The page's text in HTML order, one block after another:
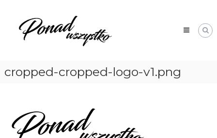
contentWszystko
cropped-cropped-logo-v1.png